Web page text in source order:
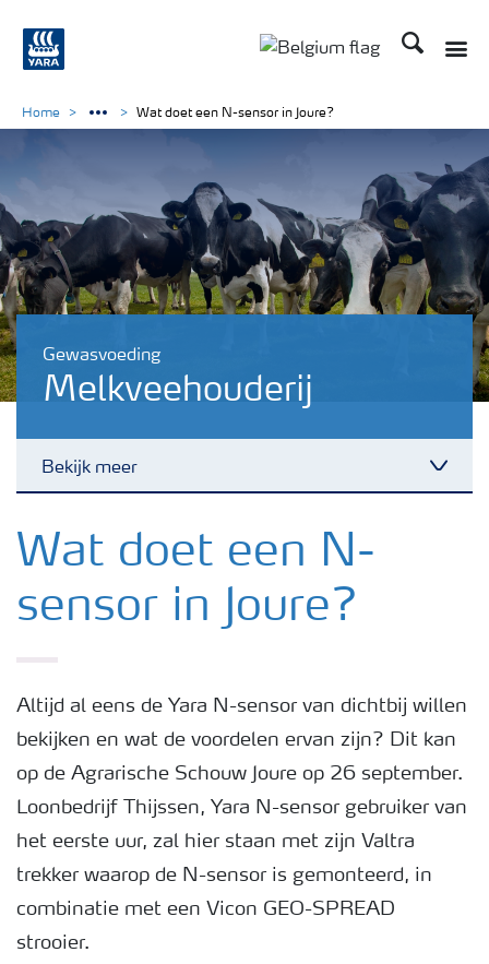
Zoek op
Gewasvoeding
Melkveehouderij
Bekijk meer
Nieuwsbrieven
Gewassen
Toolbox
Grow the future
Meststoffen veiligheid
Podcasts
Home Wat doet een N-sensor in Joure?
Wat doet een N-
sensor in Joure?
Altijd al eens de Yara N-sensor van dichtbij willen
bekijken en wat de voordelen ervan zijn? Dit kan
op de Agrarische Schouw Joure op 26 september.
Loonbedrijf Thijssen, Yara N-sensor gebruiker van
het eerste uur, zal hier staan met zijn Valtra
trekker waarop de N-sensor is gemonteerd, in
combinatie met een Vicon GEO-SPREAD
strooier.